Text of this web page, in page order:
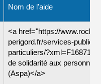
Nom de l'aide
<a href="https://
perigord.fr/services-publics-
particuliers/
de solidarité aux personnes
(Aspa)</a>